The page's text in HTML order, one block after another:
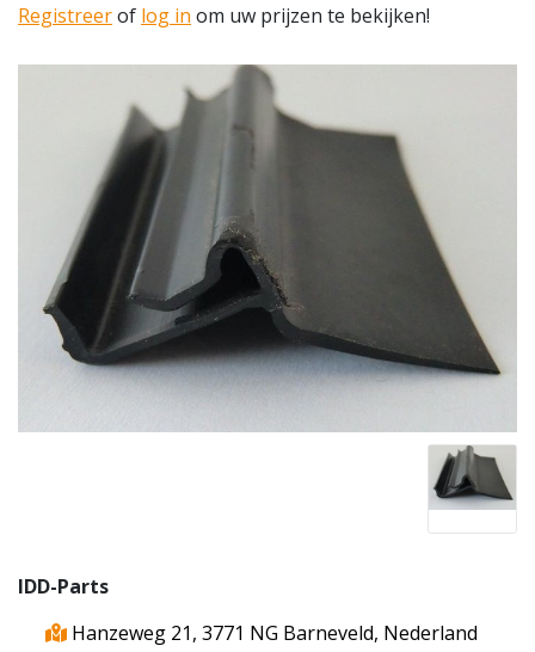
Registreerof log in om uw prijzen te bekijken!
IDD-Parts
Hanzeweg 21, 3771 NG Barneveld, Nederland